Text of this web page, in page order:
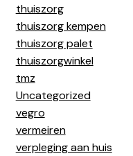
thuiszorg
thuiszorg kempen
thuiszorg palet
thuiszorgwinkel
tmz
Uncategorized
vegro
vermeiren
verpleging aan huis